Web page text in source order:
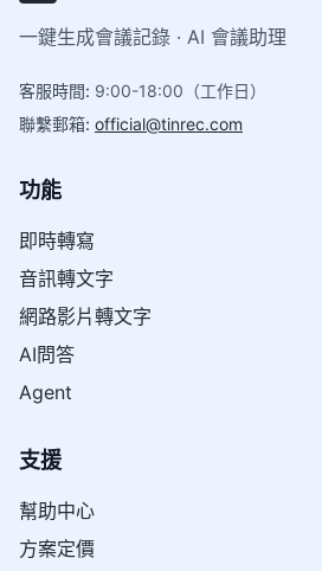
一鍵生成會議記錄 · AI 會議助理
客服時間: 9:00-18:00（工作日）
聯繫郵箱: official@tinrec.com
功能
即時轉寫
音訊轉文字
網路影片轉文字
AI問答
Agent
支援
幫助中心
方案定價